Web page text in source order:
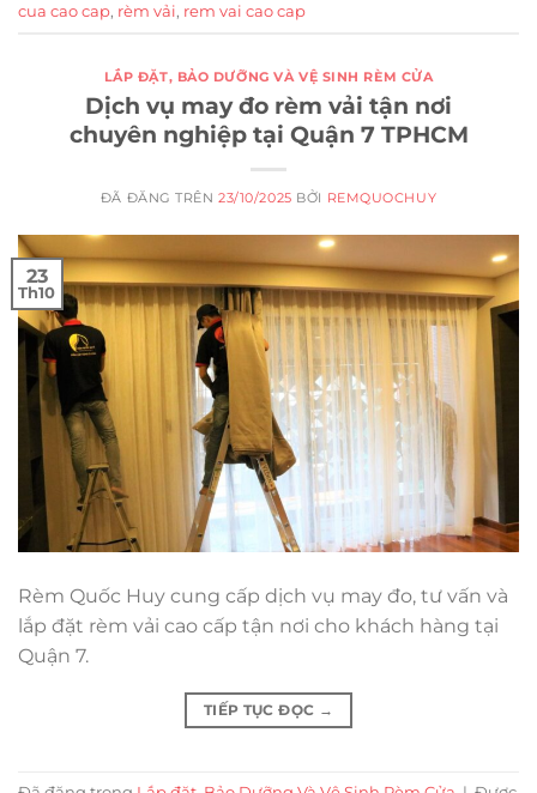
cua cao cap, rèm vải, rem vai cao cap
LẮP ĐẶT, BẢO DƯỠNG VÀ VỆ SINH RÈM CỬA
Dịch vụ may đo rèm vải tận nơi
chuyên nghiệp tại Quận 7 TPHCM
ĐÃ ĐĂNG TRÊN23/10/2025 BỞI REMQUOCHUY
23
Th10
Rèm Quốc Huy cung cấp dịch vụ may đo, tư vấn và
lắp đặt rèm vải cao cấp tận nơi cho khách hàng tại
Quận 7.
TIẾP TỤC ĐỌC →